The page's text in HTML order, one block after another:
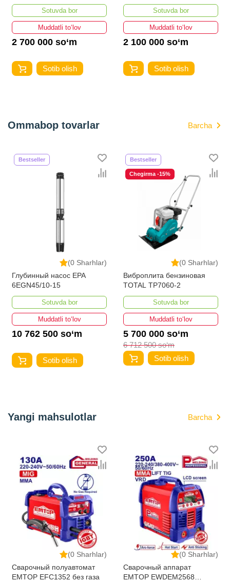
ECIWL20135
Sotuvda bor
Muddatli to‘lov
2 700 000 so‘m
Sotib olish
ECIWL20105
Sotuvda bor
Muddatli to‘lov
2 100 000 so‘m
Sotib olish
Ommabop tovarlar Barcha
(0 Sharhlar)
Bestseller
Глубинный насос EPA
6EGN45/10-15
Sotuvda bor
Muddatli to‘lov
10 762 500 so‘m
Sotib olish
(0 Sharhlar)
Bestseller
Chegirma -15%
Виброплита бензиновая
TOTAL TP7060-2
Sotuvda bor
Muddatli to‘lov
5 700 000 so‘m
6 712 500 so‘m
Sotib olish
Yangi mahsulotlar Barcha
(0 Sharhlar)
Сварочный полуавтомат
EMTOP EFC1352 без газа
(0 Sharhlar)
Сварочный аппарат
EMTOP EWDEM2568